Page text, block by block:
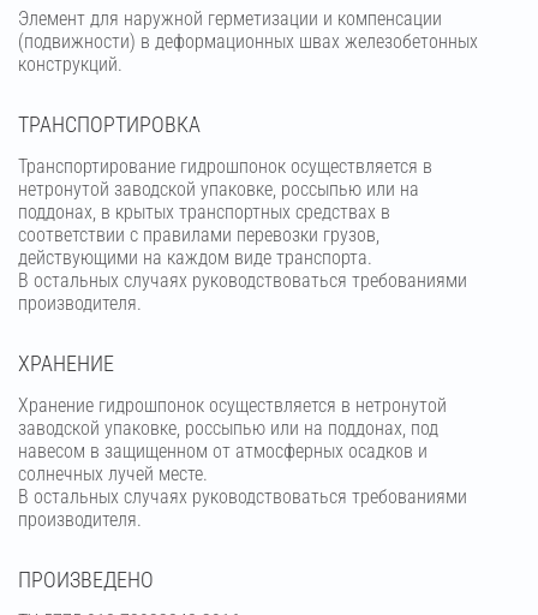
Элемент для наружной герметизации и компенсации
(подвижности) в деформационных швах железобетонных
конструкций.
ТРАНСПОРТИРОВКА
Транспортирование гидрошпонок осуществляется в
нетронутой заводской упаковке, россыпью или на
поддонах, в крытых транспортных средствах в
соответствии с правилами перевозки грузов,
действующими на каждом виде транспорта.
В остальных случаях руководствоваться требованиями
производителя.
ХРАНЕНИЕ
Хранение гидрошпонок осуществляется в нетронутой
заводской упаковке, россыпью или на поддонах, под
навесом в защищенном от атмосферных осадков и
солнечных лучей месте.
В остальных случаях руководствоваться требованиями
производителя.
ПРОИЗВЕДЕНО